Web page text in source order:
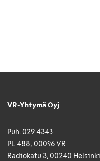
VR-Yhtymä Oyj
Puh. 029 4343
PL 488, 00096 VR
Radiokatu 3, 00240 Helsinki